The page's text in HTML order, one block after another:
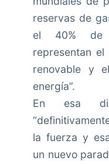
reservas de
el 40% de
representan
renovable y
energía”.
En esa
la fuerza y
un nuevo